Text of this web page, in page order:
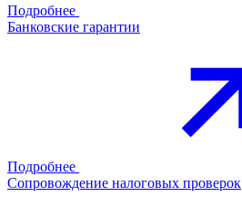
Подробнее
Банковские гарантии
Подробнее
Сопровождение налоговых проверок